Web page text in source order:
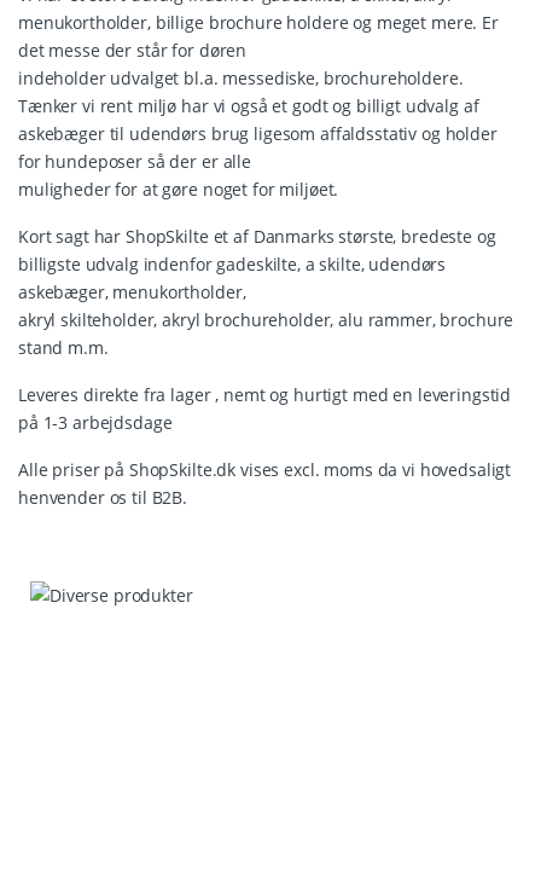
menukortholder, billige brochure holdere og meget mere. Er
det messe der står for døren
indeholder udvalget bl.a. messediske, brochureholdere.
Tænker vi rent miljø har vi også et godt og billigt udvalg af
askebæger til udendørs brug ligesom affaldsstativ og holder
for hundeposer så der er alle
muligheder for at gøre noget for miljøet.
Kort sagt har ShopSkilte et af Danmarks største, bredeste og
billigste udvalg indenfor gadeskilte, a skilte, udendørs
askebæger, menukortholder,
akryl skilteholder, akryl brochureholder, alu rammer, brochure
stand m.m.
Leveres direkte fra lager , nemt og hurtigt med en leveringstid
på 1-3 arbejdsdage
Alle priser på ShopSkilte.dk vises excl. moms da vi hovedsaligt
henvender os til B2B.